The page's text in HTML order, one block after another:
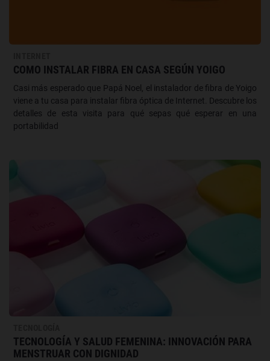
COMO INSTALAR FIBRA EN CASA SEGÚN YOIGO
Casi más esperado que Papá Noel, el instalador de fibra de Yoigo
viene a tu casa para instalar fibra óptica de Internet. Descubre los
detalles de esta visita para qué sepas qué esperar en una
portabilidad
TECNOLOGÍA Y SALUD FEMENINA: INNOVACIÓN PARA
MENSTRUAR CON DIGNIDAD